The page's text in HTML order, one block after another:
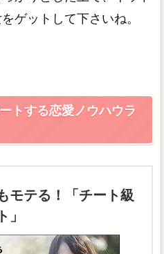
ゲットして下さいね。
トする恋愛ノウハウラ
モテる！「チート級
」